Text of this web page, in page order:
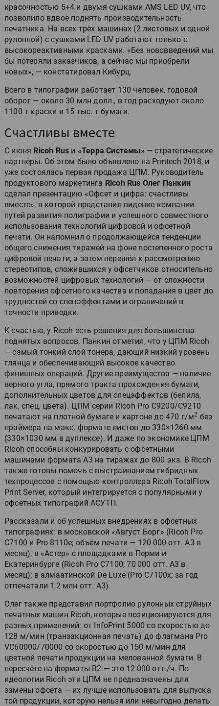
красочностью 5+4 и двумя сушками AMS LED UV, что
позволило вдвое поднять производительность
печатника. На всех трёх машинах (2 листовых и одной
рулонной) с сушками LED UV работают только с
высокореактивными красками. «Без нововведений мы
бы потеряли заказчиков, а сейчас мы приобрели
новых», — констатировал Кибурц.
Всего в типографии работает 130 человек, годовой
оборот — около 30 млн долл., в год расходуют около
1100 т краски и 15 тыс. т бумаги.
Счастливы вместе
С июня Ricoh Rus и «Терра Системы» — стратегические
партнёры. Об этом было объявлено на Printech 2018, и
уже состоялась первая продажа ЦПМ. Руководитель
продуктового маркетинга Ricoh Rus Олег Панкин
сделал презентацию «Офсет и цифра: счастливы
вместе», в которой представил видение компании
путей развития полиграфии и успешного совместного
использования технологий цифровой и офсетной
печати. Он напомнил о продолжающейся тенденции
общего снижения тиражей на фоне постепенного роста
цифровой печати, а затем перешёл к рассмотрению
стереотипов, сложившихся у офсетчиков относительно
возможностей цифровых технологий — от сложности
повторения офсетного качества и попадания в цвет до
трудностей со спецэффектами и ограничений в
точности приводки.
К счастью, у Ricoh есть решения для большинства
поднятых вопросов. Панкин отметил, что у ЦПМ Ricoh
— самый тонкий слой тонера, дающий низкий уровень
глянца и обеспечивающий высокое качество
финишных операций. Другие преимущества — наличие
верного угла, прямого тракта прохождения бумаги,
дополнительных цветов для спецэффектов (белила,
лак, спец. цвета). ЦПМ серии Ricoh Pro C9200/C9210
печатают на плотной бумаге и картоне до 470 г/м2 без
праймера на макс. формате листов до 330×1260 мм
(330×1030 мм в дуплексе). И даже по экономике ЦПМ
Ricoh способны конкурировать с офсетными
машинами формата А3 на тиражах до 800 экз. В Ricoh
также готовы помочь с выстраиванием гибридных
техпроцессов с помощью контроллера Ricoh TotalFlow
Print Server, который интегрируется с популярными у
офсетных типографий АСУТП.
Рассказали и об успешных внедрениях в офсетных
типографиях: в московской «Август Борг» (Ricoh Pro
C7100 и Pro 8110e; объём печати — 120 000 отт. А3 в
месяц), в «Астер» с площадками в Перми и
Екатеринбурге (Ricoh Pro C7100; 70 000 отт. А3 в
месяц); в алмаатинской De Luxe (Pro C7100x; за год
отпечатали 1,2 млн отт. А3).
Олег также представил портфолио рулонных струйных
печатных машин Ricoh, которые позиционируются для
разных применений: от InfoPrint 5000 со скоростью до
128 м/мин (транзакционная печать) до флагмана Pro
VC60000/70000 со скоростью до 150 м/мин для
цветной печати продукции на мелованной бумаги. В
пересчёте на форматы B2 — это 12 000 отт./ч. По
идеологии Ricoh эти ЦПМ не предназначены для
замены офсета — их лучше использовать для выпуска
той продукции, которую нельзя или невыгодно делать